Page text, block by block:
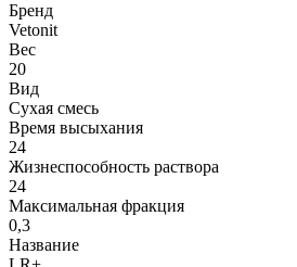
Бренд
Vetonit
Вес
20
Вид
Сухая смесь
Время высыхания
24
Жизнеспособность раствора
24
Максимальная фракция
0,3
Название